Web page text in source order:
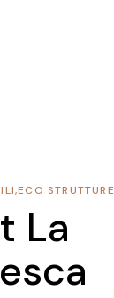
ECO STRUTTURE
,
La